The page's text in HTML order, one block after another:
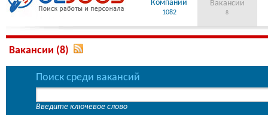
Компании
1082
Вакансии
8
Вакансии (8)
Поиск среди вакансий
Введите ключевое слово